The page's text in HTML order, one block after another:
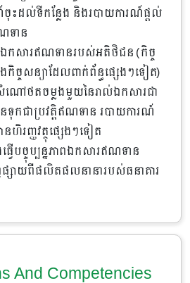
ះដល់ទីកន្លែង និងរបាយការណ៍ផ្តល់
ទាន​
ឯកសារឥណទានរបស់អតិថិជន (កិច្ច
កិច្ចសន្យាដែលពាក់ព័ន្ធផ្សេងៗទៀត)
ណៅ​ថត​ចម្លងមួយនៃ​រាល់​ឯកសារ​ជា​
ទុក​ជា​​ប្រវត្តិឥណទាន​ របាយការណ៍​
ន​ហិរញ្ញវត្ថុ​ផ្សេងៗ​ទៀត
ើបច្ចុប្បន្នភាព​ឯកសារឥណទាន
វផ្សាយ​ពី​ផលិតផល​នានា​របស់ធនាគារ
And Competencies